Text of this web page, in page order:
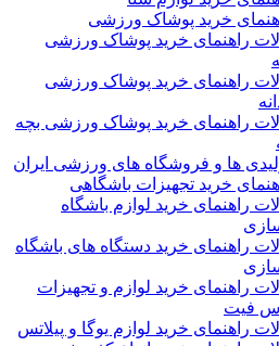
خرید پوشاک ورزشی
راهنمای خرید پوشاک ورزشی
راهنمای خرید پوشاک ورزشی
راهنمای خرید پوشاک ورزشی بچه
ها و فروشگاه های ورزشی ایران
خرید تجهیزات باشگاهی
راهنمای خرید لوازم باشگاه
راهنمای خرید دستگاه های باشگاه
راهنمای خرید لوازم و تجهیزات
فیت
راهنمای خرید لوازم یوگا و پیلاتس